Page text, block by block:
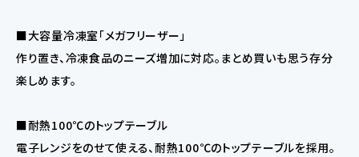
■大容量冷凍室「メガフリーザー」
作り置き、冷凍食品のニーズ増加に対応。まとめ買いも思う存分
楽しめます。
■耐熱100℃のトップテーブル
電子レンジをのせて使える、耐熱100℃のトップテーブルを採用。